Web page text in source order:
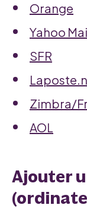
Orange
Yahoo
SFR
Zimbra/
AOL
Ajouter